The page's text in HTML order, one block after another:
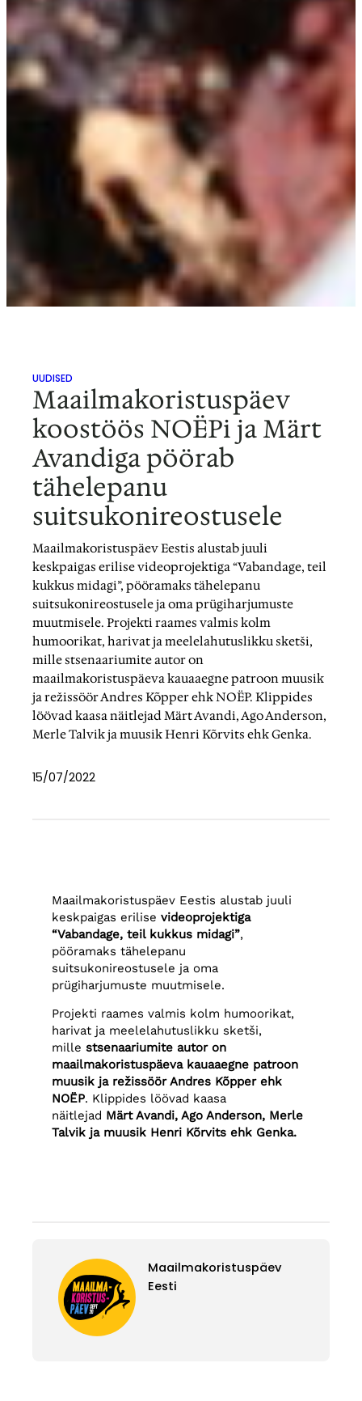
UUDISED
Maailmakoristuspäev
koostöös NOËPi ja Märt
Avandiga pöörab
tähelepanu
suitsukonireostusele
Maailmakoristuspäev Eestis alustab juuli
keskpaigas erilise videoprojektiga “Vabandage, teil
kukkus midagi”, pööramaks tähelepanu
suitsukonireostusele ja oma prügiharjumuste
muutmisele. Projekti raames valmis kolm
humoorikat, harivat ja meelelahutuslikku sketši,
mille stsenaariumite autor on
maailmakoristuspäeva kauaaegne patroon muusik
ja režissöör Andres Kõpper ehk NOËP. Klippides
löövad kaasa näitlejad Märt Avandi, Ago Anderson,
Merle Talvik ja muusik Henri Kõrvits ehk Genka.
15/07/2022
Maailmakoristuspäev Eestis alustab juuli
keskpaigas erilisevideoprojektiga
“Vabandage, teil kukkus midagi”,
pööramaks tähelepanu
suitsukonireostusele ja oma
prügiharjumuste muutmisele.
Projekti raames valmis kolm humoorikat,
harivat ja meelelahutuslikku sketši,
millestsenaariumite autor on
maailmakoristuspäeva kauaaegne patroon
muusik ja režissöör Andres Kõpper ehk
NOËP. Klippides löövad kaasa
näitlejad Märt Avandi, Ago Anderson, Merle
Talvik ja muusik Henri Kõrvits ehk Genka.
Maailmakoristuspäev
Eesti